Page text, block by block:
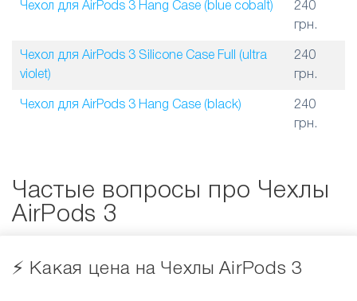
Чехол для AirPods 3 Hang Case (blue cobalt)
240
грн.
Чехол для AirPods 3 Silicone Case Full (ultra
violet)
240
грн.
Чехол для AirPods 3 Hang Case (black)
240
грн.
Частые вопросы про Чехлы
AirPods 3
⚡️ Какая цена на Чехлы AirPods 3